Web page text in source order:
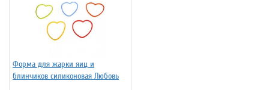
Форма для жарки яиц и
блинчиков силиконовая Любовь